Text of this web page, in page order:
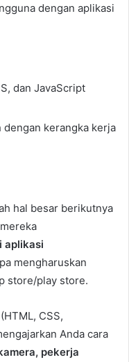
dengan aplikasi
dan JavaScript
dengan kerangka kerja
hal besar berikutnya
aplikasi
mengharuskan
store/play store.
CSS,
Anda cara
pekerja